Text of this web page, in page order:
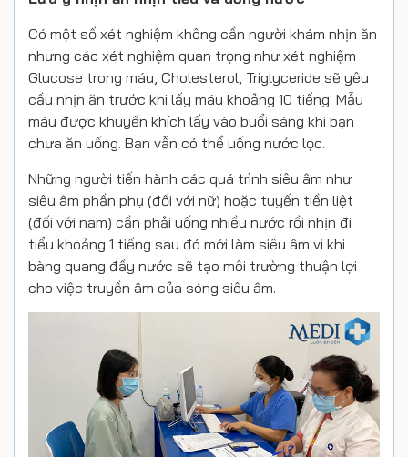
Có một số xét nghiệm không cần người khám nhịn ăn
nhưng các xét nghiệm quan trọng như xét nghiệm
Glucose trong máu, Cholesterol, Triglyceride sẽ yêu
cầu nhịn ăn trước khi lấy máu khoảng 10 tiếng. Mẫu
máu được khuyến khích lấy vào buổi sáng khi bạn
chưa ăn uống. Bạn vẫn có thể uống nước lọc.
Những người tiến hành các quá trình siêu âm như
siêu âm phần phụ (đối với nữ) hoặc tuyến tiền liệt
(đối với nam) cần phải uống nhiều nước rồi nhịn đi
tiểu khoảng 1 tiếng sau đó mới làm siêu âm vì khi
bàng quang đầy nước sẽ tạo môi trường thuận lợi
cho việc truyền âm của sóng siêu âm.